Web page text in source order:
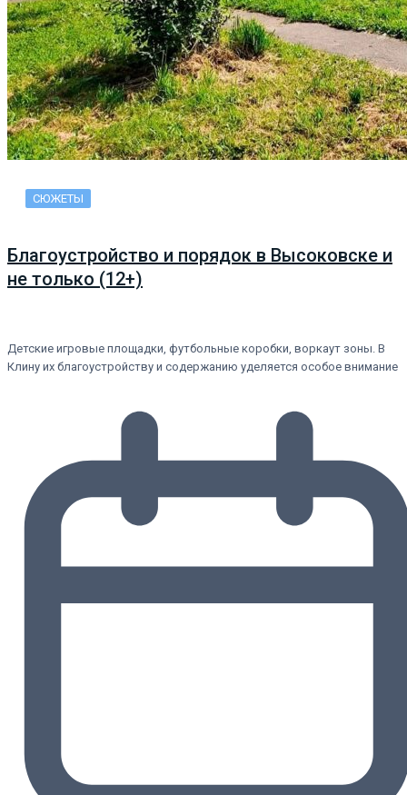
СЮЖЕТЫ
Благоустройство и порядок в Высоковске и
не только (12+)
Детские игровые площадки, футбольные коробки, воркаут зоны. В
Клину их благоустройству и содержанию уделяется особое внимание